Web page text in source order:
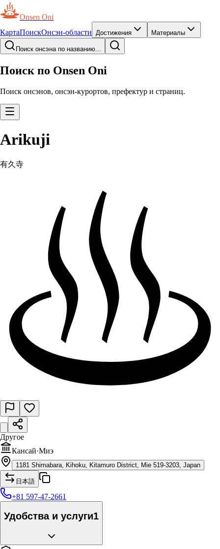
Onsen Oni
КартаПоискОнсэн-области Достижения Материалы
Поиск онсэна по названию...
Поиск по Onsen Oni
Поиск онсэнов, онсэн-курортов, префектур и страниц.
Arikuji
有久寺
Другое
Кансай·Миэ
1181 Shimabara, Kihoku, Kitamuro District, Mie 519-3203, Japan
日本語
+81 597-47-2661
Удобства и услуги1